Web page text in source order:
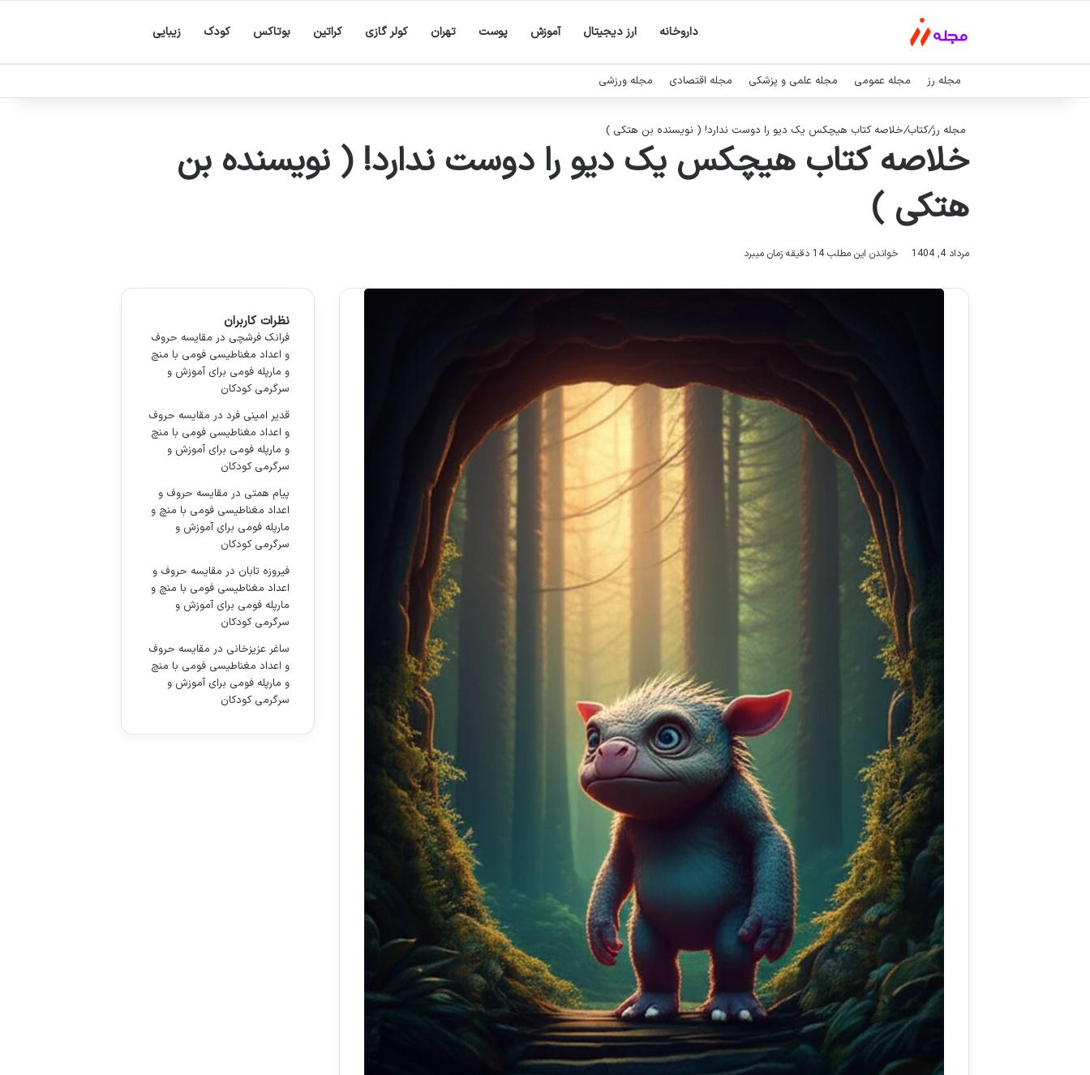
داروخانه ارز دیجیتال آموزش پوست تهران کولر گازی کراتین بوتاکس کودک زیبایی
مجله رز مجله عمومی مجله علمی و پزشکی مجله اقتصادی مجله ورزشی
مجله رز/کتاب/خلاصه کتاب هیچکس یک دیو را دوست ندارد! ( نویسنده بن هتکی )
خلاصه کتاب هیچکس یک دیو را دوست ندارد! ( نویسنده بن
هتکی )
مرداد 4, 1404 خواندن این مطلب 14 دقیقه زمان میبرد
نظرات کاربران
فرانک فرشچی در مقایسه حروف
و اعداد مغناطیسی فومی با منچ
و مارپله فومی برای آموزش و
سرگرمی کودکان
قدیر امینی فرددر مقایسه حروف
و اعداد مغناطیسی فومی با منچ
و مارپله فومی برای آموزش و
سرگرمی کودکان
پیام همتی در مقایسه حروف و
اعداد مغناطیسی فومی با منچ و
مارپله فومی برای آموزش و
سرگرمی کودکان
فیروزه تابان در مقایسه حروف و
اعداد مغناطیسی فومی با منچ و
مارپله فومی برای آموزش و
سرگرمی کودکان
ساغر عزیزخانی در مقایسه حروف
و اعداد مغناطیسی فومی با منچ
و مارپله فومی برای آموزش و
سرگرمی کودکان